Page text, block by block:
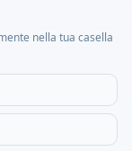
nella tua casella